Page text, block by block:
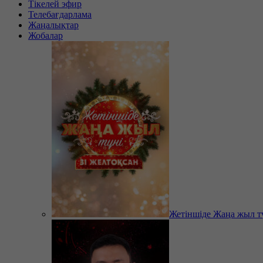
Тікелей эфир
Телебағдарлама
Жаңалықтар
Жобалар
Жетіншіде Жаңа жыл